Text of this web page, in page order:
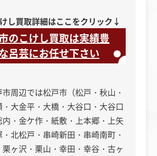
し買取詳細はここをクリック↓
のこけし買取は実績豊
呂芸にお任せ下さい
周辺では松戸市（松戸・秋山・
大金平・大橋・大谷口・大谷口
・金ケ作・紙敷・上本郷・上矢
北松戸・串崎新田・串崎南町・
ヶ沢・栗山・幸田・幸谷・古ヶ